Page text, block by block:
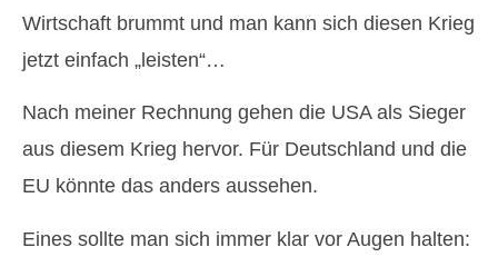
Wirtschaft brummt und man kann sich diesen Krieg
jetzt einfach „leisten“…
Nach meiner Rechnung gehen die USA als Sieger
aus diesem Krieg hervor. Für Deutschland und die
EU könnte das anders aussehen.
Eines sollte man sich immer klar vor Augen halten: